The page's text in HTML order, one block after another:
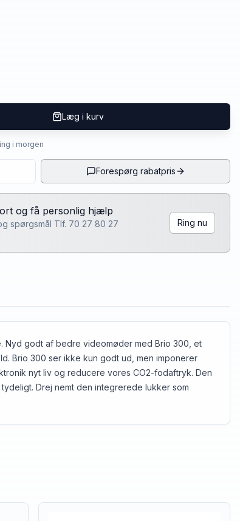
Læg i kurv
i morgen
Forespørg rabatpris
og få personlig hjælp
spørgsmål Tlf. 70 27 80 27
Ring nu
Nyd godt af bedre videomøder med Brio 300, et
Brio 300 ser ikke kun godt ud, men imponerer
nyt liv og reducere vores CO2-fodaftryk. Den
Drej nemt den integrerede lukker som